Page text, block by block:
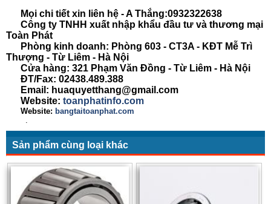
Mọi chi tiết xin liên hệ - A Thắng:0932322638
Công ty TNHH xuất nhập khẩu đầu tư và thương mại
Toàn Phát
Phòng kinh doanh: Phòng 603 - CT3A - KĐT Mễ Trì
Thượng - Từ Liêm - Hà Nội
Cửa hàng: 321 Phạm Văn Đồng - Từ Liêm - Hà Nội
ĐT/Fax: 02438.489.388
Email: huaquyetthang@gmail.com
Website: toanphatinfo.com
Website: bangtaitoanphat.com
.
Sản phẩm cùng loại khác